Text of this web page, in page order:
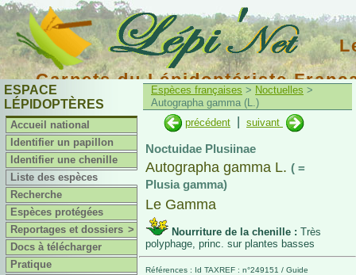
Carnets du Lépidoptériste
ESPACE
LÉPIDOPTÈRES
Accueil national
Identifier un papillon
Identifier une chenille
Liste des espèces
Recherche
Espèces protégées
Reportages et dossiers >
Docs à télécharger
Pratique
Espèces françaises > Noctuelles >
Autographa gamma (L.)
précédent
suivant
Noctuidae Plusiinae
Autographa gamma L. ( =
Plusia gamma)
Le Gamma
Nourriture de la chenille : Très
polyphage, princ. sur plantes basses
Références : Id TAXREF : n°249151 / Guide